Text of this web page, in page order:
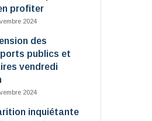
profiter
2024
des
publics et
vendredi
2024
inquiétante